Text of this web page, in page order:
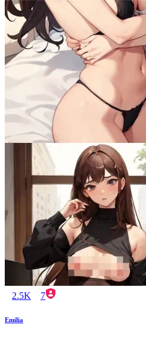
2.5K 7
Emilia